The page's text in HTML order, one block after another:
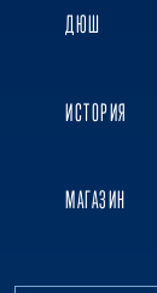
ДЮШ
ИСТОРИЯ
МАГАЗИН